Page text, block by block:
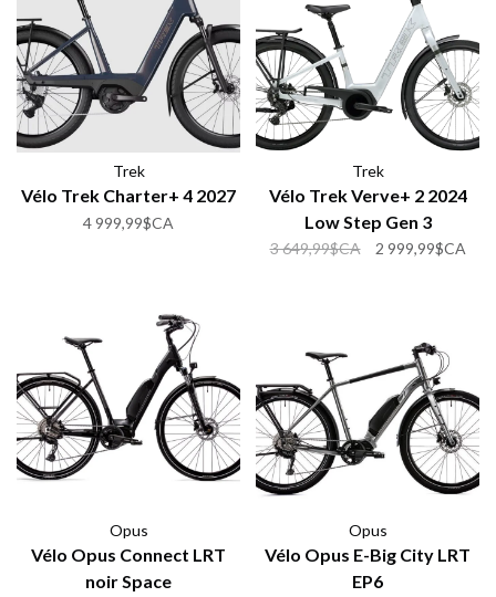
Trek
Vélo Trek Charter+ 4 2027
4 999,99$CA
Trek
Vélo Trek Verve+ 2 2024
Low Step Gen 3
3 649,99$CA 2 999,99$CA
Opus
Vélo Opus Connect LRT
noir Space
Opus
Vélo Opus E-Big City LRT
EP6